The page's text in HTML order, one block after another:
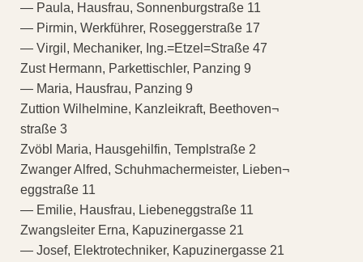
— Paula, Hausfrau, Sonnenburgstraße 11
— Pirmin, Werkführer, Roseggerstraße 17
— Virgil, Mechaniker, Ing.=Etzel=Straße 47
Zust Hermann, Parkettischler, Panzing 9
— Maria, Hausfrau, Panzing 9
Zuttion Wilhelmine, Kanzleikraft, Beethoven¬
straße 3
Zvöbl Maria, Hausgehilfin, Templstraße 2
Zwanger Alfred, Schuhmachermeister, Lieben¬
eggstraße 11
— Emilie, Hausfrau, Liebeneggstraße 11
Zwangsleiter Erna, Kapuzinergasse 21
— Josef, Elektrotechniker, Kapuzinergasse 21